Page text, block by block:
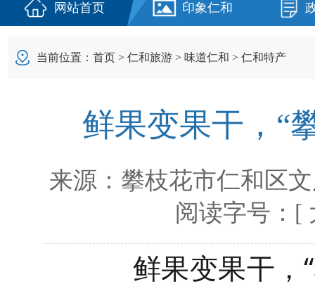
网站首页 印象仁和
当前位置： 首页 > 仁和旅游 > 味道仁和 > 仁和特产
鲜果变果干，“
来源： 攀枝花市仁和区
阅读字号：[
鲜果变果干，